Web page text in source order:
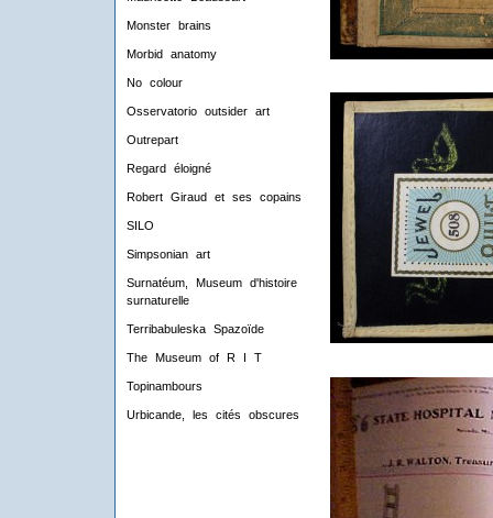
Monster brains
Morbid anatomy
No colour
Osservatorio outsider art
Outrepart
Regard éloigné
Robert Giraud et ses copains
SILO
Simpsonian art
Surnatéum, Museum d'histoire
surnaturelle
Terribabuleska Spazoïde
The Museum of R I T
Topinambours
Urbicande, les cités obscures